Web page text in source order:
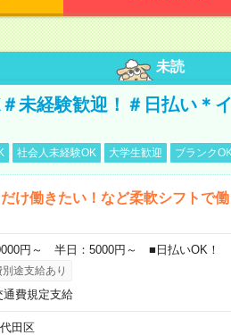
未読
未経験歓迎！＃日払い＊
社会人未経験OK 大学生歓迎 ブランクOK
け働きたい！など柔軟シフトで
円～ 半日：5000円～ ■日払いOK！
途支給あり
通費規定支給
田区